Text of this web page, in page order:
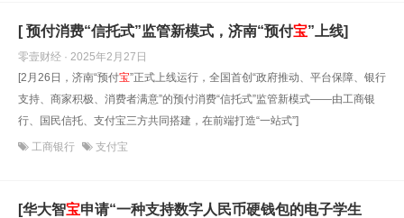
[ 预付消费“信托式”监管新模式，济南“预付宝”上线]
零壹财经 · 2025年2月27日
[2月26日，济南“预付宝”正式上线运行，全国首创“政府推动、平台保障、银行
支持、商家积极、消费者满意”的预付消费“信托式”监管新模式——由工商银
行、国民信托、支付宝三方共同搭建，在前端打造“一站式”]
工商银行 支付宝
[华大智宝申请“一种支持数字人民币硬钱包的电子学生